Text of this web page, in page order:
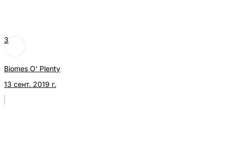
3
Biomes O' Plenty
13 сент. 2019 г.